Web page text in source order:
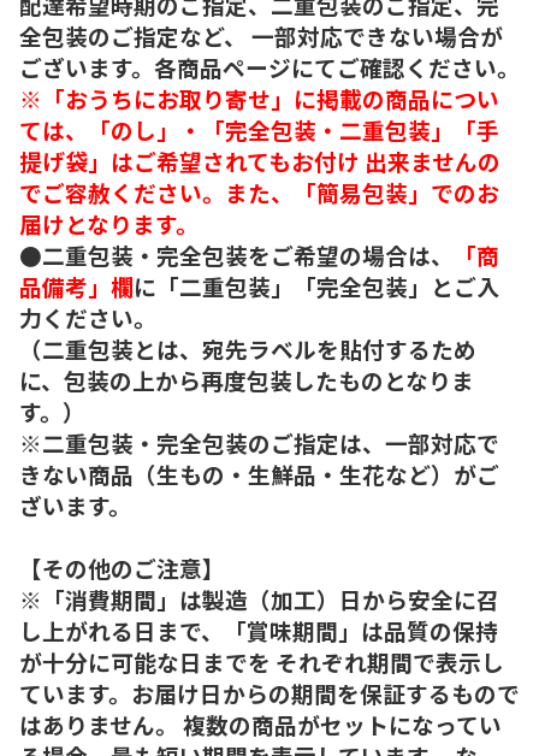
全包装のご指定など、 一部対応できない場合が
ございます。各商品ページにてご確認ください。
※「おうちにお取り寄せ」に掲載の商品につい
ては、「のし」・「完全包装・二重包装」「手
提げ袋」はご希望されてもお付け 出来ませんの
でご容赦ください。また、「簡易包装」でのお
届けとなります。
●二重包装・完全包装をご希望の場合は、
「商
品備考」欄に「二重包装」「完全包装」とご入
力ください。
（二重包装とは、宛先ラベルを貼付するため
に、包装の上から再度包装したものとなりま
す。）
※二重包装・完全包装のご指定は、一部対応で
きない商品（生もの・生鮮品・生花など）がご
ざいます。
【その他のご注意】
※「消費期間」は製造（加工）日から安全に召
し上がれる日まで、「賞味期間」は品質の保持
が十分に可能な日までを それぞれ期間で表示し
ています。お届け日からの期間を保証するもので
はありません。 複数の商品がセットになってい